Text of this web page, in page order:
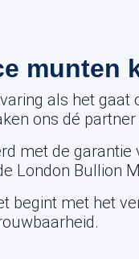
munten
als het
ons dé
met de
London Bullion
begint met het